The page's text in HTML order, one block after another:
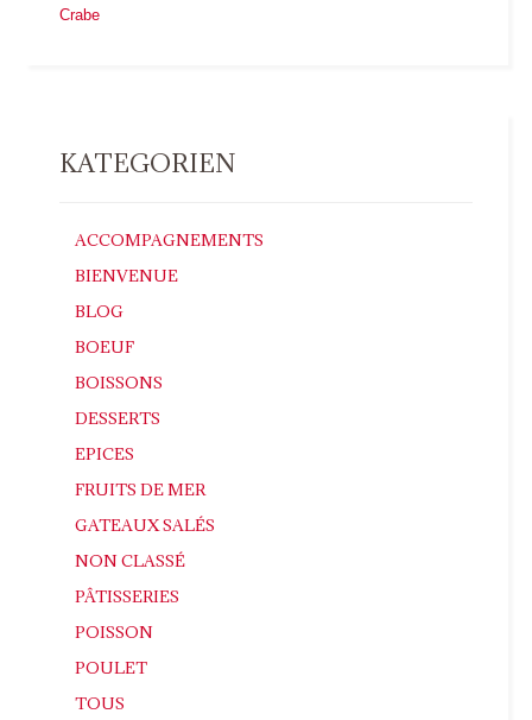
Crabe
KATEGORIEN
ACCOMPAGNEMENTS
BIENVENUE
BLOG
BOEUF
BOISSONS
DESSERTS
EPICES
FRUITS DE MER
GATEAUX SALÉS
NON CLASSÉ
PÂTISSERIES
POISSON
POULET
TOUS